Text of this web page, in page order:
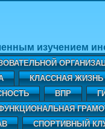
изучением
КЛАССНАЯ ЖИЗНЬ
ВПР
CПОРТИВНЫЙ